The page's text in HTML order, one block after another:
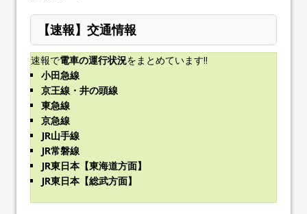
【速報】交通情報
速報で電車の運行状況をまとめています!!
小田急線
京王線・井の頭線
東急線
京急線
JR山手線
JR常磐線
JR東日本【東海道方面】
JR東日本【総武方面】